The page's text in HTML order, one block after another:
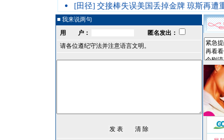
[田径] 交接棒失误美国丢掉金牌 琼斯再遭
■ 我来说两句
用 户：
匿名发出：
请各位遵纪守法并注意语言文明。